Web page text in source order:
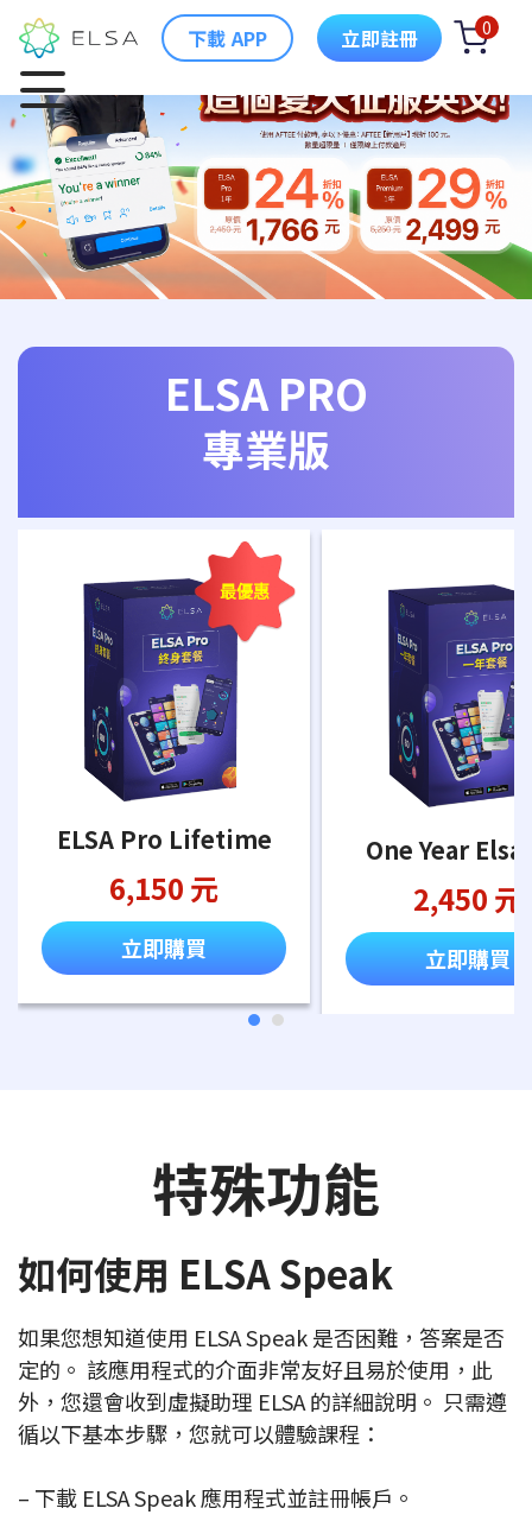
下載 APP 立即註冊 0
ELSA PRO
專業版
最優惠
ELSA Pro Lifetime
6,150 元
立即購買
One Year
2,450 元
立即購買
特殊功能
如何使用 ELSA Speak
如果您想知道使用 ELSA Speak 是否困難，答案是否
定的。 該應用程式的介面非常友好且易於使用，此
外，您還會收到虛擬助理 ELSA 的詳細說明。 只需遵
循以下基本步驟，您就可以體驗課程：
– 下載 ELSA Speak 應用程式並註冊帳戶。